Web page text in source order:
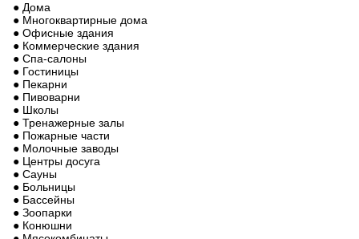
● Дома
● Многоквартирные дома
● Офисные здания
● Коммерческие здания
● Спа-салоны
● Гостиницы
● Пекарни
● Пивоварни
● Школы
● Тренажерные залы
● Пожарные части
● Молочные заводы
● Центры досуга
● Сауны
● Больницы
● Бассейны
● Зоопарки
● Конюшни